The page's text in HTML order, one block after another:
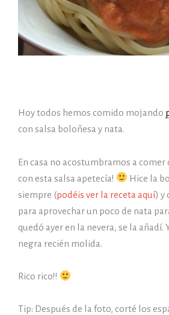
Hoy todos hemos comido mojando
con salsa boloñesa y nata.
En casa no acostumbramos a comer
con esta salsa apetecía!
Hice la
siempre (podéis ver la receta aquí) y
para aprovechar un poco de nata
quedó ayer en la nevera, se la añadí.
negra recién molida.
Rico rico!!
Tip: Después de la foto, corté los